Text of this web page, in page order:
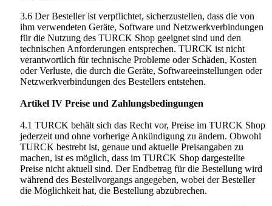
3.6 Der Besteller ist verpflichtet, sicherzustellen, dass die von
ihm verwendeten Geräte, Software und Netzwerkverbindungen
für die Nutzung des TURCK Shop geeignet sind und den
technischen Anforderungen entsprechen. TURCK ist nicht
verantwortlich für technische Probleme oder Schäden, Kosten
oder Verluste, die durch die Geräte, Softwareeinstellungen oder
Netzwerkverbindungen des Bestellers entstehen.
Artikel IV Preise und Zahlungsbedingungen
4.1 TURCK behält sich das Recht vor, Preise im TURCK Shop
jederzeit und ohne vorherige Ankündigung zu ändern. Obwohl
TURCK bestrebt ist, genaue und aktuelle Preisangaben zu
machen, ist es möglich, dass im TURCK Shop dargestellte
Preise nicht aktuell sind. Der Endbetrag für die Bestellung wird
während des Bestellvorgangs angegeben, wobei der Besteller
die Möglichkeit hat, die Bestellung abzubrechen.